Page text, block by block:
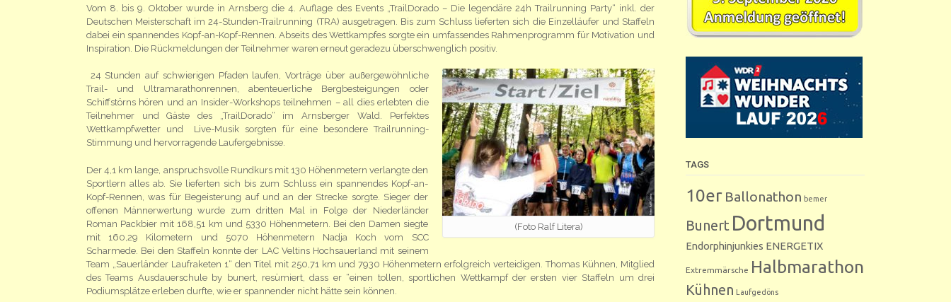
Vom 8. bis 9. Oktober wurde in Arnsberg die 4. Auflage des Events „TrailDorado – Die legendäre 24h Trailrunning Party“ inkl. der
Deutschen Meisterschaft im 24-Stunden-Trailrunning (TRA) ausgetragen. Bis zum Schluss lieferten sich die Einzelläufer und Staffeln
dabei ein spannendes Kopf-an-Kopf-Rennen. Abseits des Wettkampfes sorgte ein umfassendes Rahmenprogramm für Motivation und
Inspiration. Die Rückmeldungen der Teilnehmer waren erneut geradezu überschwenglich positiv.
(Foto Ralf Litera)
24 Stunden auf schwierigen Pfaden laufen, Vorträge über außergewöhnliche
Trail- und Ultramarathonrennen, abenteuerliche Bergbesteigungen oder
Schiffstörns hören und an Insider-Workshops teilnehmen – all dies erlebten die
Teilnehmer und Gäste des „TrailDorado“ im Arnsberger Wald. Perfektes
Wettkampfwetter und Live-Musik sorgten für eine besondere Trailrunning-
Stimmung und hervorragende Laufergebnisse.
Der 4,1 km lange, anspruchsvolle Rundkurs mit 130 Höhenmetern verlangte den
Sportlern alles ab. Sie lieferten sich bis zum Schluss ein spannendes Kopf-an-
Kopf-Rennen, was für Begeisterung auf und an der Strecke sorgte. Sieger der
offenen Männerwertung wurde zum dritten Mal in Folge der Niederländer
Roman Packbier mit 168,51 km und 5330 Höhenmetern. Bei den Damen siegte
mit 160,29 Kilometern und 5070 Höhenmetern Nadja Koch vom SCC
Scharmede. Bei den Staffeln konnte der LAC Veltins Hochsauerland mit seinem
Team „Sauerländer Laufraketen 1“ den Titel mit 250,71 km und 7930 Höhenmetern erfolgreich verteidigen. Thomas Kühnen, Mitglied
des Teams Ausdauerschule by bunert, resümiert, dass er “einen tollen, sportlichen Wettkampf der ersten vier Staffeln um drei
Podiumsplätze erleben durfte, wie er spannender nicht hätte sein können.
TAGS
10er Ballonathon bemer
Bunert Dortmund
Endorphinjunkies ENERGETIX
Extremmärsche Halbmarathon
Kühnen Laufgedöns